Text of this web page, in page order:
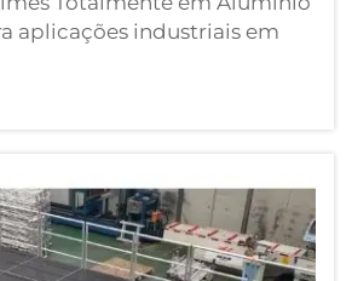
aplicações industriais em
As torres de andaimes
um recurso essencial em
industriais, permitindo que